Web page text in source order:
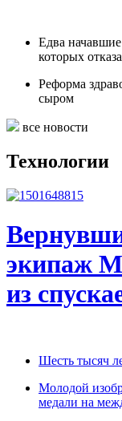
Едва
которых
Реформа
сыром
все новости
Технологии
экипаж
из
Шесть тысяч
Молодой
медали на